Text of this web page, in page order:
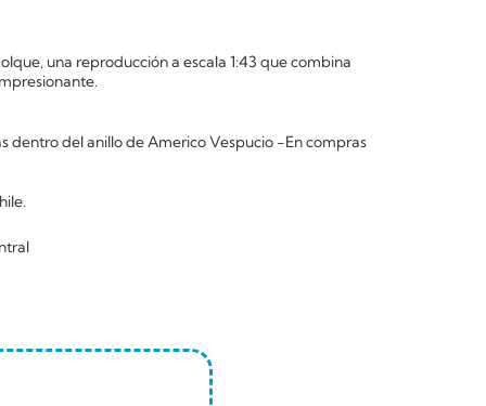
una reproducción a escala 1:43 que combina
dentro del anillo de Americo Vespucio -En compras